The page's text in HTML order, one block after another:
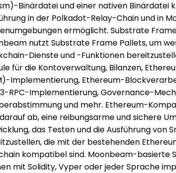
Binärdatei und einer nativen Binärdatei
in der Polkadot-Relay-Chain und in
ermöglicht. Substrate
nutzt Substrate Frame Pallets, um
Dienste und -Funktionen
für die Kontoverwaltung, Bilanzen,
Implementierung, Ethereum-
RPC-Implementierung, Governance-
und mehr. Ethereum-
ab, eine reibungsarme und sichere
das Testen und die Ausführung von
die mit der bestehenden
kompatibel sind. Moonbeam-basierte
mit Solidity, Vyper oder jeder Sprache